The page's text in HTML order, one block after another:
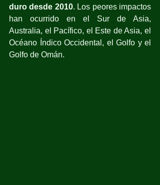
duro desde 2010. Los peores impactos
han ocurrido en el Sur de Asia,
Australia, el Pacífico, el Este de Asia, el
Océano Índico Occidental, el Golfo y el
Golfo de Omán.